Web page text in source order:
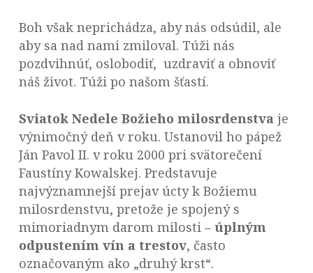
Boh však neprichádza, aby nás odsúdil, ale
aby sa nad nami zmiloval. Túži nás
pozdvihnúť, oslobodiť, uzdraviť a obnoviť
náš život. Túži po našom šťastí.
Sviatok Nedele Božieho milosrdenstvaje
výnimočný deň v roku. Ustanovil ho pápež
Ján Pavol II. v roku 2000 pri svätorečení
Faustíny Kowalskej. Predstavuje
najvýznamnejší prejav úcty k Božiemu
milosrdenstvu, pretože je spojený s
mimoriadnym darom milosti – úplným
odpustením vín a trestov, často
označovaným ako „druhý krst“.